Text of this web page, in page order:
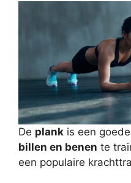
De plank is een
billen en benen te
een populaire